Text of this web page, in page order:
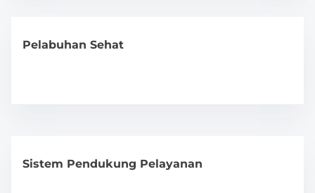
Pelabuhan Sehat
Sistem Pendukung Pelayanan